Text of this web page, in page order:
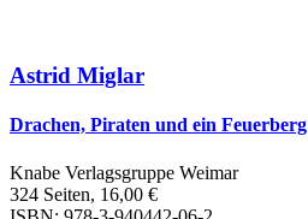
Astrid Miglar
Drachen, Piraten und ein Feuerberg
Knabe Verlagsgruppe Weimar
324 Seiten, 16,00 €